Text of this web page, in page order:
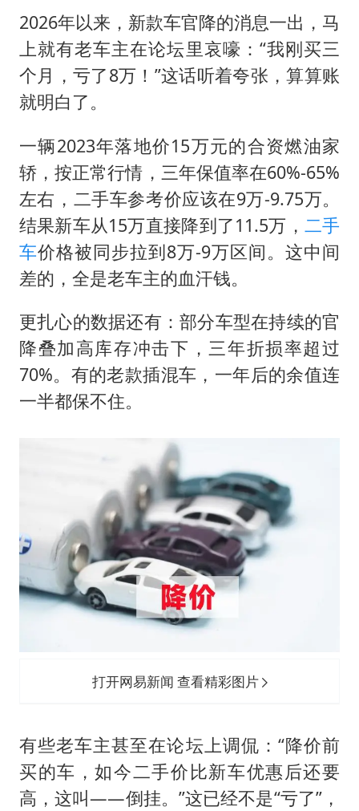
2026年以来，新款车官降的消息一出，马
上就有老车主在论坛里哀嚎：“我刚买三
个月，亏了8万！”这话听着夸张，算算账
就明白了。
一辆2023年落地价15万元的合资燃油家
轿，按正常行情，三年保值率在60%-65%
左右，二手车参考价应该在9万-9.75万。
结果新车从15万直接降到了11.5万， 二手
车价格被同步拉到8万-9万区间。这中间
差的，全是老车主的血汗钱。
更扎心的数据还有：部分车型在持续的官
降叠加高库存冲击下，三年折损率超过
70%。有的老款插混车，一年后的余值连
一半都保不住。
打开网易新闻 查看精彩图片
有些老车主甚至在论坛上调侃：“降价前
买的车，如今二手价比新车优惠后还要
高，这叫——倒挂。”这已经不是“亏了”，